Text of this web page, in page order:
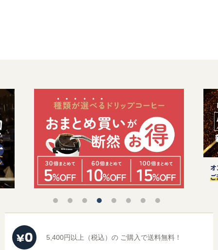
シュガー・フレッシュ・シロップ
コーヒー器具
ヒロオリジナルグッズ
すべてのコーヒー豆から選ぶ
5,400円以上（税込）の ご購入で送料無料！